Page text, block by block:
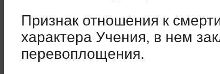
Признак отношения к
характера Учения, в нем
перевоплощения.